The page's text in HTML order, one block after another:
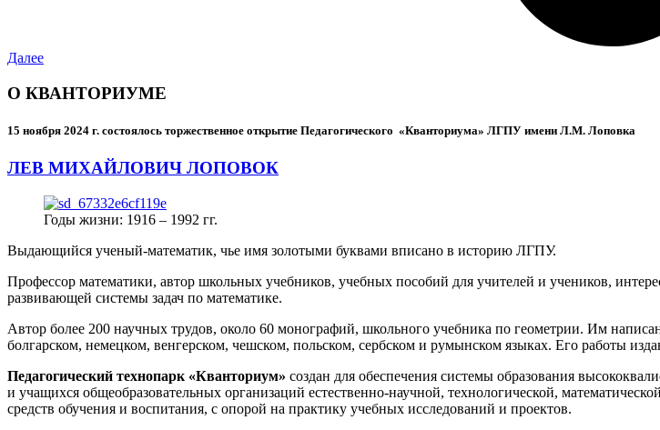
Далее
О КВАНТОРИУМЕ
15 ноября 2024 г. состоялось торжественное открытие Педагогического «Кванториума» ЛГПУ имени Л.М. Лоповка
ЛЕВ МИХАЙЛОВИЧ ЛОПОВОК
Годы жизни: 1916 – 1992 гг.
Выдающийся ученый-математик, чье имя золотыми буквами вписано в историю ЛГПУ.
Профессор математики, автор школьных учебников, учебных пособий для учителей и учеников,
развивающей системы задач по математике.
Автор более 200 научных трудов, около 60 монографий, школьного учебника по геометрии. Им
болгарском, немецком, венгерском, чешском, польском, сербском и румынском языках. Его работы
Педагогический технопарк «Кванториум» создан для обеспечения системы образования
и учащихся общеобразовательных организаций естественно-научной, технологической,
средств обучения и воспитания, с опорой на практику учебных исследований и проектов.